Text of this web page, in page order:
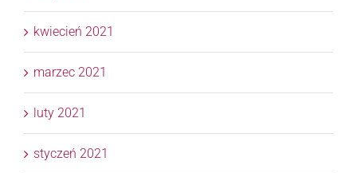
kwiecień 2021
marzec 2021
luty 2021
styczeń 2021